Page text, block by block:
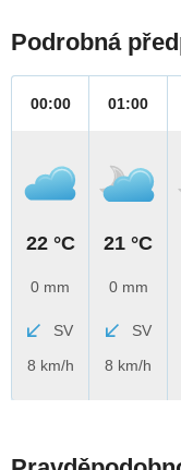
Podrobná
00:00
22 °C
0 mm
SV
8 km/h
01:00
21 °C
0 mm
SV
8 km/h